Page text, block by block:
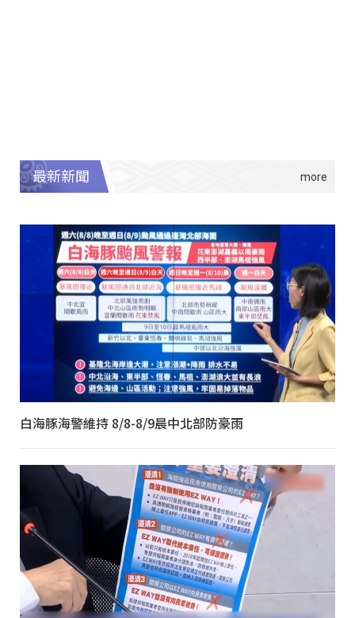
最新新聞
白海豚海警維持 8/8-8/9晨中北部防豪雨